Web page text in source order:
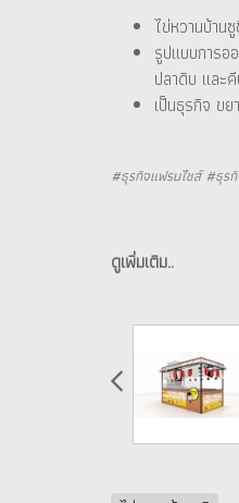
ไข่หวานบ้าน
รูปแบบการ
ปลาดิบ และ
เป็นธุรกิจ ข
#ธุรกิจแฟรนไชส์ #ธุร
ดูเพิ่มเติม..